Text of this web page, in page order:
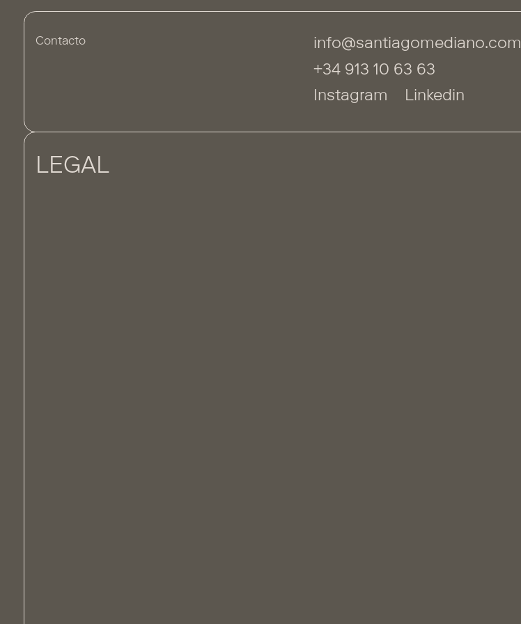
Contacto
info@santiagomediano.com
+34 913 10 63 63
Instagram
Linkedin
LEGAL